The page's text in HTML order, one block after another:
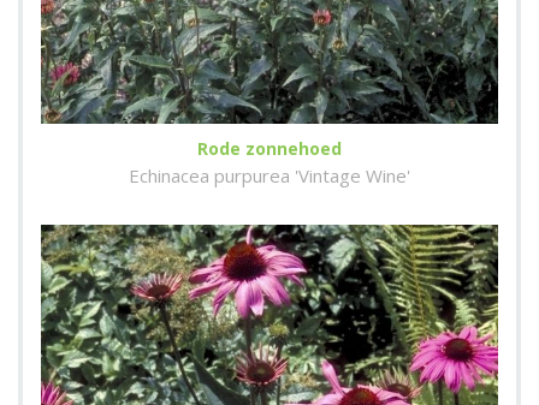
Rode zonnehoed
Echinacea purpurea 'Vintage Wine'